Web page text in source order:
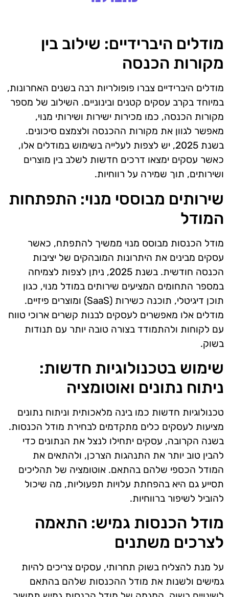
מודלים היברידיים: שילוב בין
מקורות הכנסה
מודלים היברידיים צברו פופולריות רבה בשנים האחרונות,
במיוחד בקרב עסקים קטנים ובינוניים. השילוב של מספר
מקורות הכנסה, כמו מכירות ישירות ושירותי מנוי,
מאפשר לגוון את מקורות ההכנסה ולצמצם סיכונים.
בשנת 2025, יש לצפות לעלייה בשימוש במודלים אלו,
כאשר עסקים ימצאו דרכים חדשות לשלב בין מוצרים
ושירותים, תוך שמירה על רווחיות.
שירותים מבוססי מנוי: התפתחות
המודל
מודל הכנסות מבוסס מנוי ממשיך להתפתח, כאשר
עסקים מבינים את היתרונות המובהקים של יציבות
הכנסה חודשית. בשנת 2025, ניתן לצפות לצמיחה
במספר התחומים המציעים שירותים במודל מנוי, כגון
תוכן דיגיטלי, תוכנה כשירות (SaaS) ומוצרים פיזיים.
מודלים אלו מאפשרים לעסקים לבנות קשרים ארוכי טווח
עם לקוחות ולהתמודד בצורה טובה יותר עם תנודות
בשוק.
שימוש בטכנולוגיות חדשות:
ניתוח נתונים ואוטומציה
טכנולוגיות חדשות כמו בינה מלאכותית וניתוח נתונים
מציעות לעסקים כלים מתקדמים לבחירת מודל הכנסות.
בשנה הקרובה, עסקים יתחילו לנצל את הנתונים כדי
להבין טוב יותר את התנהגות הצרכן, ולהתאים את
המודל הכספי שלהם בהתאם. אוטומציה של תהליכים
תסייע גם היא בהפחתת עלויות תפעוליות, מה שיכול
להוביל לשיפור ברווחיות.
מודל הכנסות גמיש: התאמה
לצרכים משתנים
על מנת להצליח בשוק תחרותי, עסקים צריכים להיות
גמישים ולשנות את מודל ההכנסות שלהם בהתאם